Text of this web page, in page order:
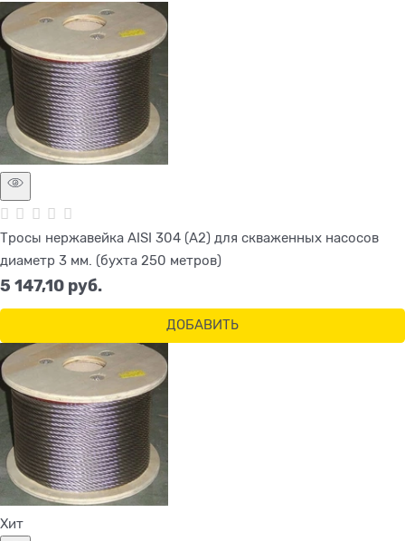
Тросы нержавейка AISI 304 (A2) для скваженных насосов
диаметр 3 мм. (бухта 250 метров)
5 147,10 руб.
ДОБАВИТЬ
Хит